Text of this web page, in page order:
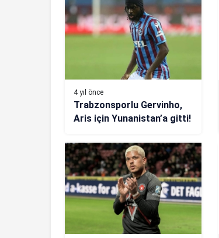
4 yıl önce
Trabzonsporlu Gervinho,
Aris için Yunanistan’a gitti!